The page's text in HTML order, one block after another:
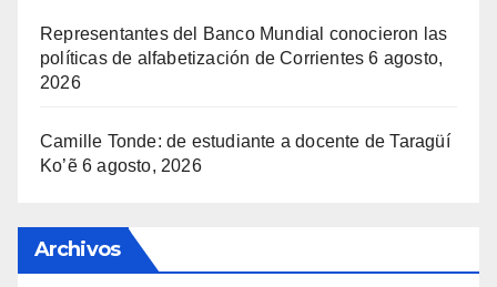
Representantes del Banco Mundial conocieron las
políticas de alfabetización de Corrientes 6 agosto,
2026
Camille Tonde: de estudiante a docente de Taragüí
Ko’ẽ 6 agosto, 2026
Archivos